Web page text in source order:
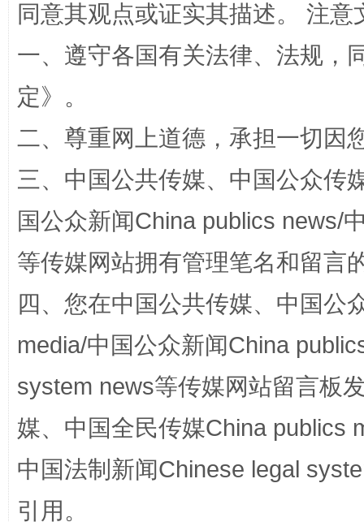
解纷+调解+退费，一次搞定
站台名比不上好声名
同意其观点或证实其描述。 注
一、遵守各国有关法律、法规，
定》。
二、尊重网上道德，承担一切因
三、中国公共传媒、中国公众传
国公众新闻China publics news/
等传媒网站拥有管理笔名和留言
四、您在中国公共传媒、中国公
media/中国公众新闻China
system news等传媒网站留言板
媒、中国全民传媒China publics
中国法制新闻Chinese legal
引用。